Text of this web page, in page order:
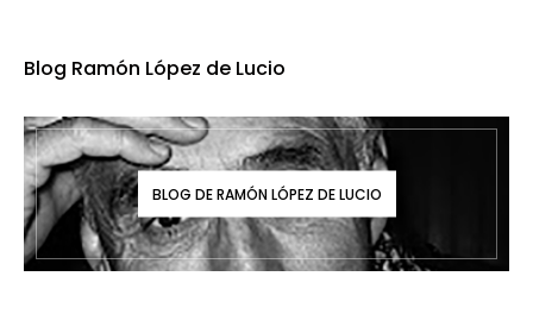
Blog Ramón López de Lucio
BLOG DE RAMÓN LÓPEZ DE LUCIO